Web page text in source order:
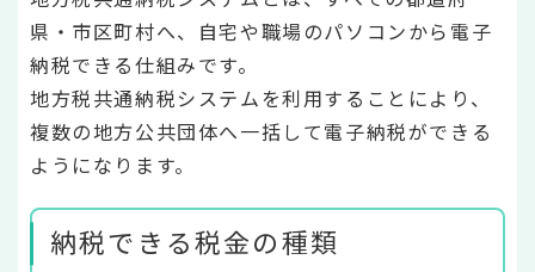
県・市区町村へ、自宅や職場のパソコンから電子
納税できる仕組みです。
地方税共通納税システムを利用することにより、
複数の地方公共団体へ一括して電子納税ができる
ようになります。
納税できる税金の種類